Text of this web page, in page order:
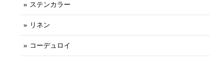
ステンカラー
リネン
コーデュロイ